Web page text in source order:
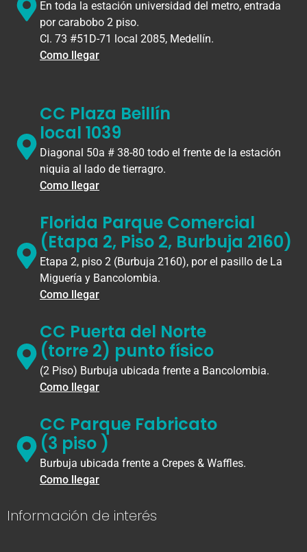
En toda la estación universidad del metro, entrada
por carabobo 2 piso.
Cl. 73 #51D-71 local 2085, Medellín.
Como llegar
CC Plaza Beillín
local 1039
Diagonal 50a # 38-80 todo el frente de la estación
niquia al lado de tierragro.
Como llegar
Florida Parque Comercial
(Etapa 2, Piso 2, Burbuja 2160)
Etapa 2, piso 2 (Burbuja 2160), por el pasillo de La
Miguería y Bancolombia.
Como llegar
CC Puerta del Norte
(torre 2) punto físico
(2 Piso) Burbuja ubicada frente a Bancolombia.
Como llegar
CC Parque Fabricato
(3 piso )
Burbuja ubicada frente a Crepes & Waffles.
Como llegar
Información de interés